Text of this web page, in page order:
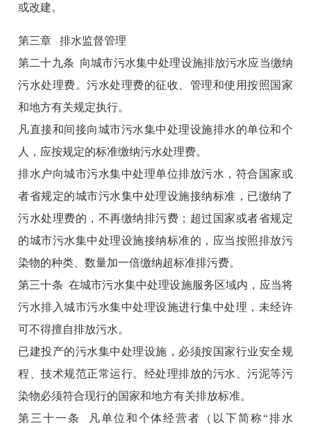
或改建。
第三章 排水监督管理
第二十九条 向城市污水集中处理设施排放污水应当缴纳
污水处理费。污水处理费的征收、管理和使用按照国家
和地方有关规定执行。
凡直接和间接向城市污水集中处理设施排水的单位和个
人，应按规定的标准缴纳污水处理费。
排水户向城市污水集中处理单位排放污水，符合国家或
者省规定的城市污水集中处理设施接纳标准，已缴纳了
污水处理费的，不再缴纳排污费；超过国家或者省规定
的城市污水集中处理设施接纳标准的，应当按照排放污
染物的种类、数量加一倍缴纳超标准排污费。
第三十条 在城市污水集中处理设施服务区域内，应当将
污水排入城市污水集中处理设施进行集中处理，未经许
可不得擅自排放污水。
已建投产的污水集中处理设施，必须按国家行业安全规
程、技术规范正常运行。经处理排放的污水、污泥等污
染物必须符合现行的国家和地方有关排放标准。
第三十一条 凡单位和个体经营者（以下简称“排水